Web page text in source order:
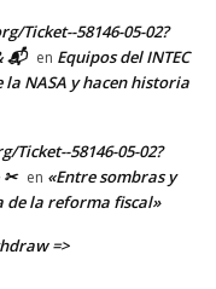
Ticket--58146-05-02?
📬 en Equipos del INTEC
NASA y hacen historia
Ticket--58146-05-02?
✂ en «Entre sombras y
de la reforma fiscal»
=>